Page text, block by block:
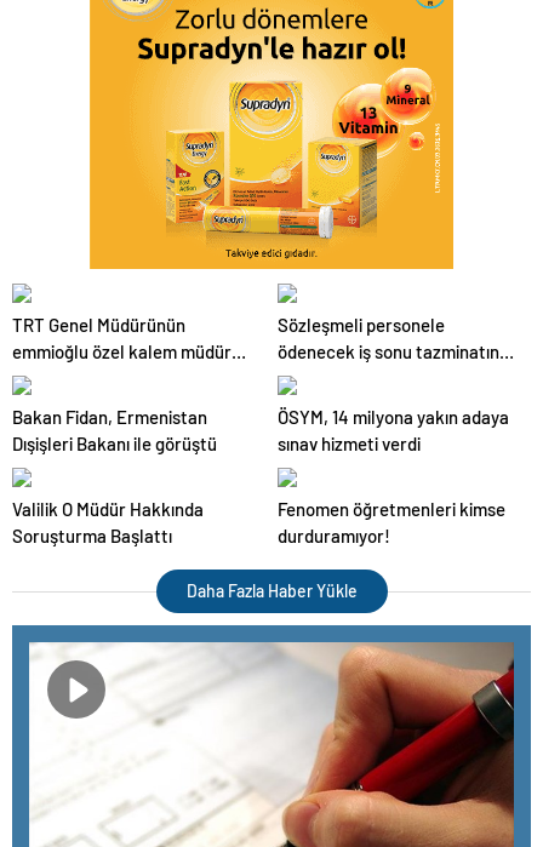
TRT Genel Müdürünün
emmioğlu özel kalem müdürü
yapılmış
Sözleşmeli personele
ödenecek iş sonu tazminatının
hesabında uygulanacak
hususlar nelerdir?
Bakan Fidan, Ermenistan
Dışişleri Bakanı ile görüştü
ÖSYM, 14 milyona yakın adaya
sınav hizmeti verdi
Valilik O Müdür Hakkında
Soruşturma Başlattı
Fenomen öğretmenleri kimse
durduramıyor!
Daha Fazla Haber Yükle